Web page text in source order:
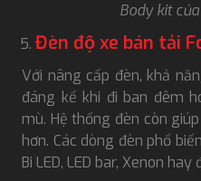
Body kit
Đèn độ xe bán tải
Với nâng cấp đèn, khả
đáng kể khi đi ban đêm
mù. Hệ thống đèn còn
hơn. Các dòng đèn phổ
Bi LED, LED bar, Xenon hay